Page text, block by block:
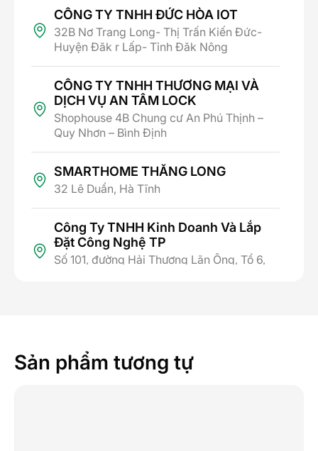
CÔNG TY TNHH ĐỨC HÒA IOT
32B Nơ Trang Long- Thị Trấn Kiến Đức-
Huyện Đăk r Lấp- Tỉnh Đăk Nông
CÔNG TY TNHH THƯƠNG MẠI VÀ
DỊCH VỤ AN TÂM LOCK
Shophouse 4B Chung cư An Phú Thịnh –
Quy Nhơn – Bình Định
SMARTHOME THĂNG LONG
32 Lê Duẩn, Hà Tĩnh
Công Ty TNHH Kinh Doanh Và Lắp
Đặt Công Nghệ TP
Số 101, đường Hải Thượng Lãn Ông, Tổ 6,
Sản phẩm tương tự